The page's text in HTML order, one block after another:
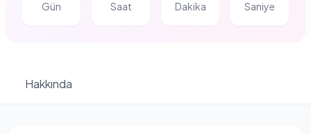
Gün Saat Dakika Saniye
Hakkında